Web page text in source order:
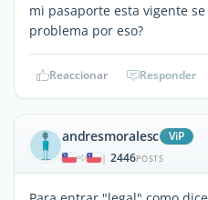
mi pasaporte esta vigente
problema por eso?
Reaccionar Responder
andresmoralesc ViP
| 2446POSTS